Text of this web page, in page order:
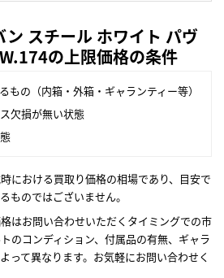
ン スチール ホワイト パヴ
の上限価格の条件
もの（内箱・外箱・ギャランティー等）
欠損が無い状態
における買取り価格の相場であり、目安で
ものではございません。
はお問い合わせいただくタイミングでの市
のコンディション、付属品の有無、ギャラ
って異なります。お気軽にお問い合わせく